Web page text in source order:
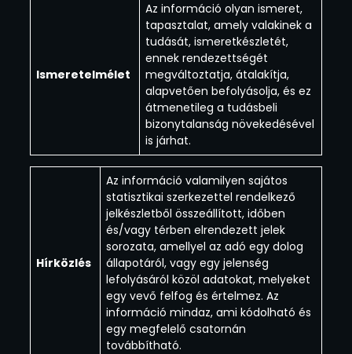
Ismeretelmélet
Az információ olyan ismeret,
tapasztalat, amely valakinek a
tudását, ismeretkészletét,
ennek rendezettségét
megváltoztatja, átalakítja,
alapvetően befolyásolja, és ez
átmenetileg a tudásbeli
bizonytalanság növekedésével
is járhat.
Hírközlés
Az információ valamilyen sajátos
statisztikai szerkezettel rendelkező
jelkészletből összeállított, időben
és/vagy térben elrendezett jelek
sorozata, amellyel az adó egy dolog
állapotáról, vagy egy jelenség
lefolyásáról közöl adatokat, melyeket
egy vevő felfog és értelmez. Az
információ mindaz, ami kódolható és
egy megfelelő csatornán
továbbítható.